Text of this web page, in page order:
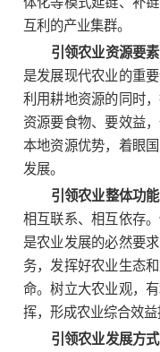
互利的产业集群。
引领农业资源要素
是发展现代农业的重
利用耕地资源的同时
资源要食物、要效益
本地资源优势，着眼
发展。
引领农业整体功能
相互联系、相互依存
是农业发展的必然要
务，发挥好农业生态
命。树立大农业观，
挥，形成农业综合效益
引领农业发展方式